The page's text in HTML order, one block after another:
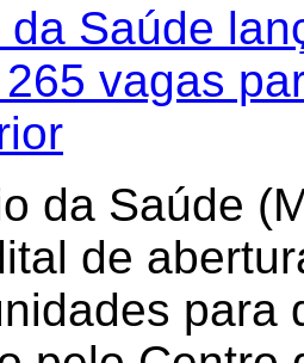
da Saúde
de
para